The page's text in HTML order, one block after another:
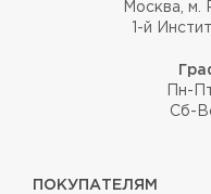
Москва, м.
1-й
Пн-
Сб-
ПОКУПАТЕЛЯМ